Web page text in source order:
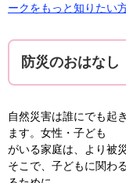
ークをもっと知りたい
防災のおはなし
自然災害は誰にでも起
ます。女性・子ども
がいる家庭は、より被
そこで、子どもに関わ